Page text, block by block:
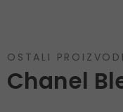
OSTALI
Chanel